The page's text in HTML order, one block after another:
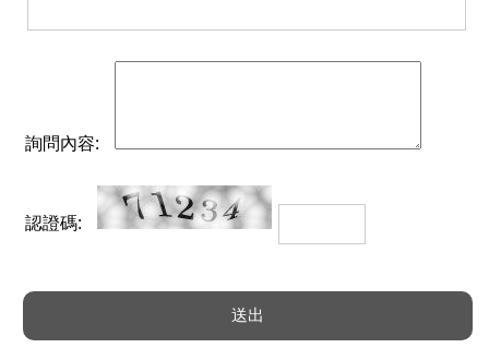
詢問內容:
認證碼: